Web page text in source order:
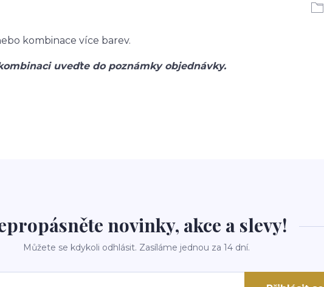
kombinace více barev.
uveďte do poznámky objednávky.
novinky, akce a slevy!
Můžete se kdykoli odhlásit. Zasíláme jednou za 14 dní.